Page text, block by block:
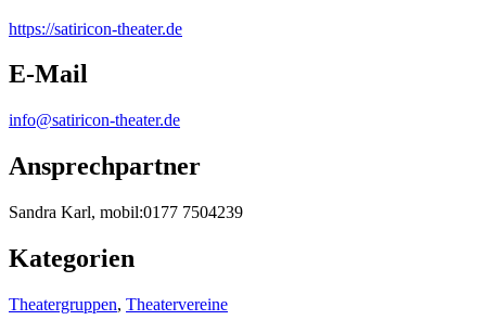
https://satiricon-theater.de
E-Mail
info@satiricon-theater.de
Ansprechpartner
Sandra Karl, mobil:0177 7504239
Kategorien
Theatergruppen, Theatervereine